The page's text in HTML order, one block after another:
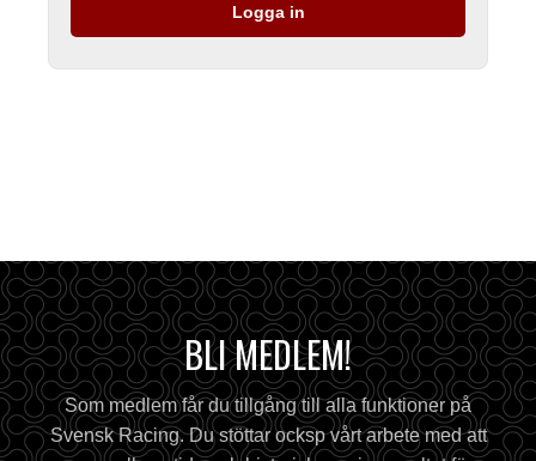
Logga in
BLI MEDLEM!
Som medlem får du tillgång till alla funktioner på
Svensk Racing. Du stöttar ocksp vårt arbete med att